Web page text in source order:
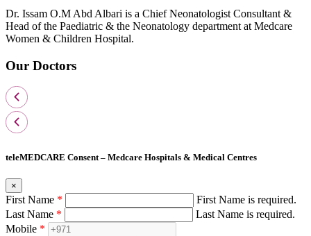
Dr. Issam O.M Abd Albari is a Chief Neonatologist Consultant &
Head of the Paediatric & the Neonatology department at Medcare
Women & Children Hospital.
Our Doctors
teleMEDCARE Consent – Medcare Hospitals & Medical Centres
×
First Name *
First Name is required.
Last Name *
Last Name is required.
Mobile *